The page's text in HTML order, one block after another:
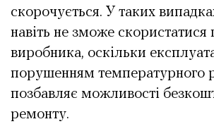
скорочується. У таких
навіть не зможе скористатися
виробника, оскільки
порушенням температурного
позбавляє можливості
ремонту.